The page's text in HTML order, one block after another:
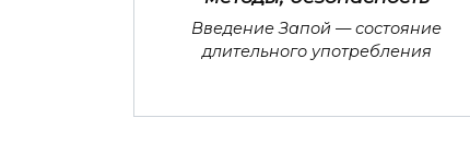
Введение Запой — состояние
длительного употребления